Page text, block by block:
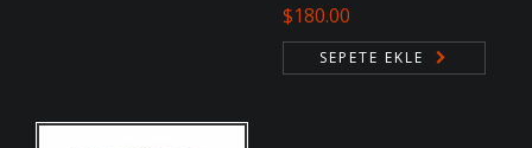
5 üzerinden
5.00oy aldı
$180.00
SEPETE EKLE